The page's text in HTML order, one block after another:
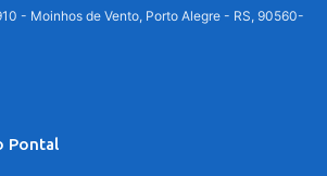
- Moinhos de Vento, Porto Alegre - RS, 90560-
Pontal